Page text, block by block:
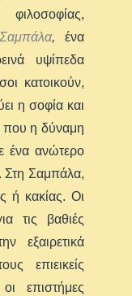
Σαμπάλα, ένα
υψίπεδα
κατοικούν,
η σοφία και
που η δύναμη
ένα ανώτερο
Στη Σαμπάλα,
ή κακίας. Οι
τις βαθιές
εξαιρετικά
επιεικείς
επιστήμες